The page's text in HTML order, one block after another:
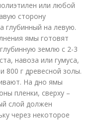
или любой
сторону
глубинный на левую.
ямы готовят
землю с 2-3
навоза или гумуса,
800 г древесной золы.
На дно ямы
пленки, сверху –
слой должен
через некоторое